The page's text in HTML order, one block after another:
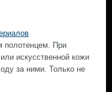
полотенцем. При
искусственной кожи
за ними. Только не